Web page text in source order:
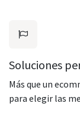
Soluciones
Más que un
para elegir las